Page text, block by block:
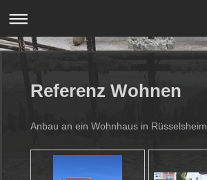
Referenz Wohnen
Anbau an ein Wohnhaus in Rüsselsheim